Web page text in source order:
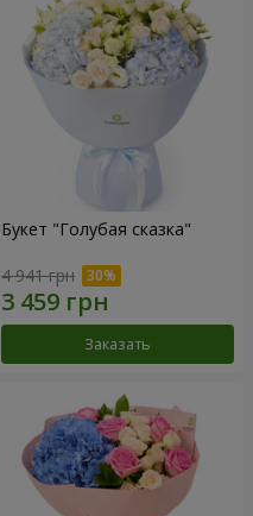
Букет "Голубая сказка"
4 941 грн
Заказать